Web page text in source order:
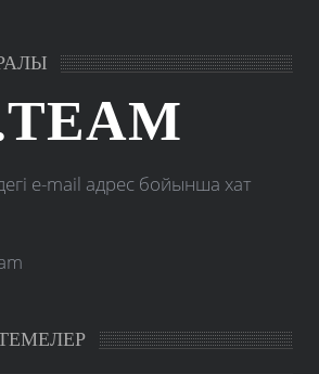
e-mail адрес бойынша хат